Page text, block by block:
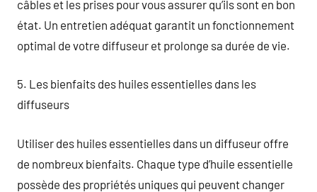
câbles et les prises pour vous assurer qu’ils sont en bon
état. Un entretien adéquat garantit un fonctionnement
optimal de votre diffuseur et prolonge sa durée de vie.
5. Les bienfaits des huiles essentielles dans les
diffuseurs
Utiliser des huiles essentielles dans un diffuseur offre
de nombreux bienfaits. Chaque type d’huile essentielle
possède des propriétés uniques qui peuvent changer